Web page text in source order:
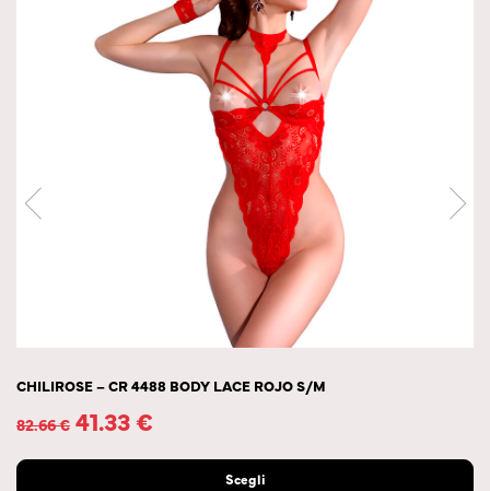
CHILIROSE – CR 4488 BODY LACE ROJO S/M
82.66€ 41.33€
Scegli